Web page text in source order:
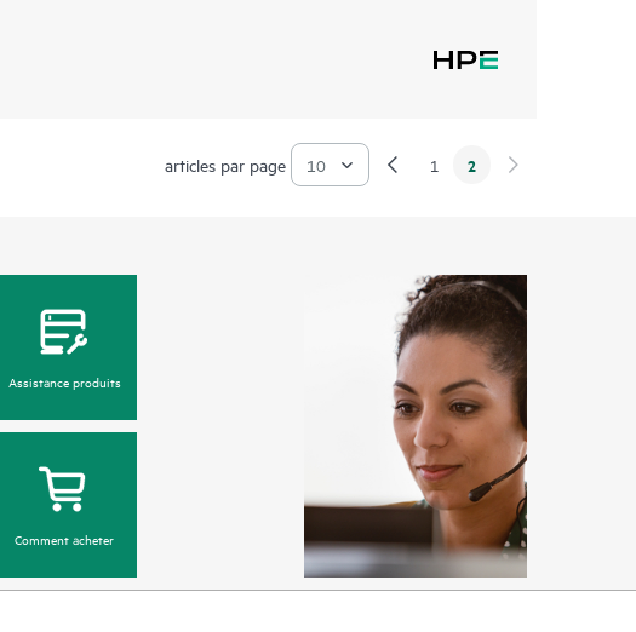
articles par page 1 2
Assistance produits
Comment acheter